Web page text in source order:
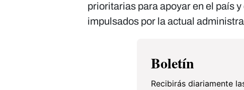
prioritarias para apoyar en el país
impulsados por la actual
Boletín
Recibirás diariamente